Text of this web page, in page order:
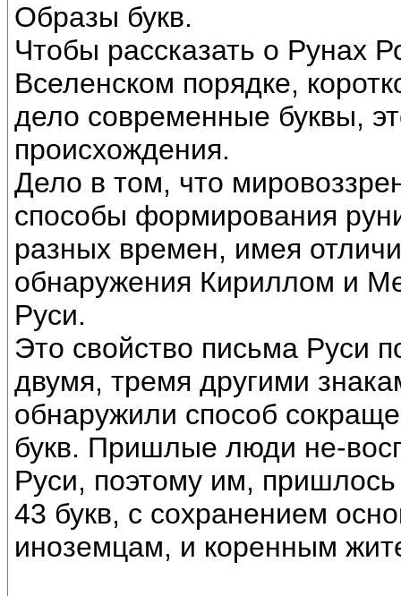
Образы букв.
Чтобы рассказать о Рунах
Вселенском порядке,
дело современные буквы,
происхождения.
Дело в том, что
способы формирования
разных времен, имея
обнаружения Кириллом и
Руси.
Это свойство письма Руси
двумя, тремя другими
обнаружили способ
букв. Пришлые люди не-
Руси, поэтому им,
43 букв, с сохранением
иноземцам, и коренным